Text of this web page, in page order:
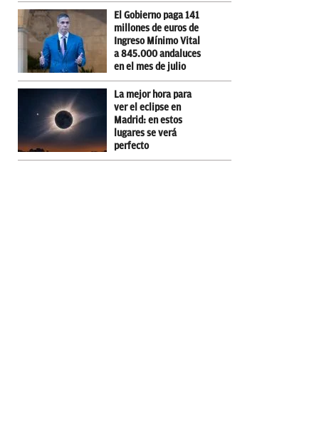
El Gobierno paga 141
millones de euros de
Ingreso Mínimo Vital
a 845.000 andaluces
en el mes de julio
La mejor hora para
ver el eclipse en
Madrid: en estos
lugares se verá
perfecto